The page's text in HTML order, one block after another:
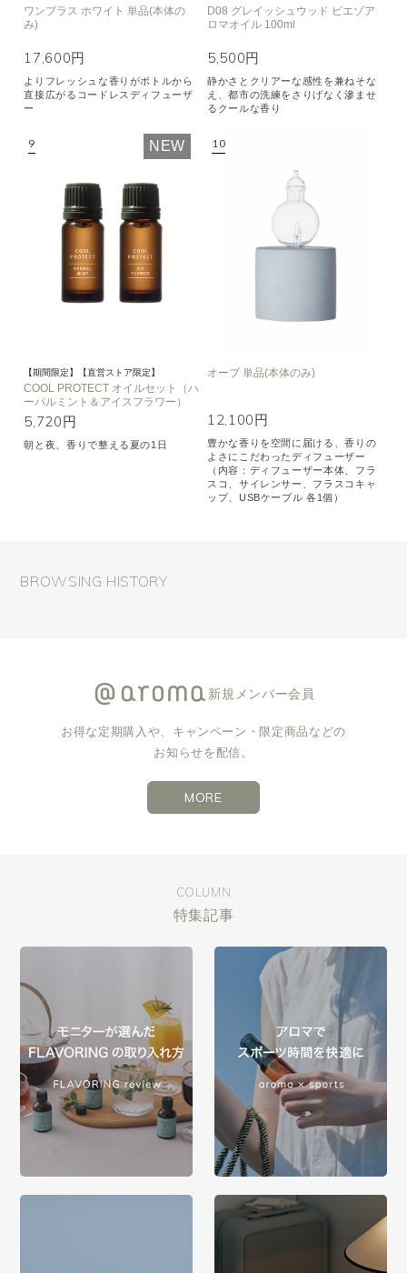
ワンプラス ホワイト 単品(本体の
み)
17,600円
よりフレッシュな香りがボトルから
直接広がるコードレスディフューザ
ー
D08 グレイッシュウッド ピエゾア
ロマオイル 100ml
5,500円
静かさとクリアーな感性を兼ねそな
え、都市の洗練をさりげなく滲ませ
るクールな香り
NEW
【期間限定】【直営ストア限定】
COOL PROTECT オイルセット（ハ
ーバルミント＆アイスフラワー）
5,720円
朝と夜、香りで整える夏の1日
オーブ 単品(本体のみ)
12,100円
豊かな香りを空間に届ける、香りの
よさにこだわったディフューザー
（内容：ディフューザー本体、フラ
スコ、サイレンサー、フラスコキャ
ップ、USBケーブル 各1個）
BROWSING HISTORY
新規メンバー会員
お得な定期購入や、キャンペーン・限定商品などの
お知らせを配信。
MORE
COLUMN
特集記事